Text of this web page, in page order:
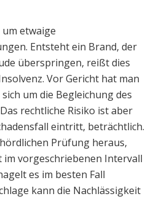
etwaige
Entsteht ein Brand, der
überspringen, reißt dies
Vor Gericht hat man
um die Begleichung des
rechtliche Risiko ist aber
eintritt, beträchtlich.
Prüfung heraus,
im vorgeschriebenen Intervall
es im besten Fall
kann die Nachlässigkeit